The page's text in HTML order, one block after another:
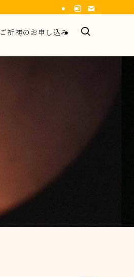
ご祈祷のお申し込み